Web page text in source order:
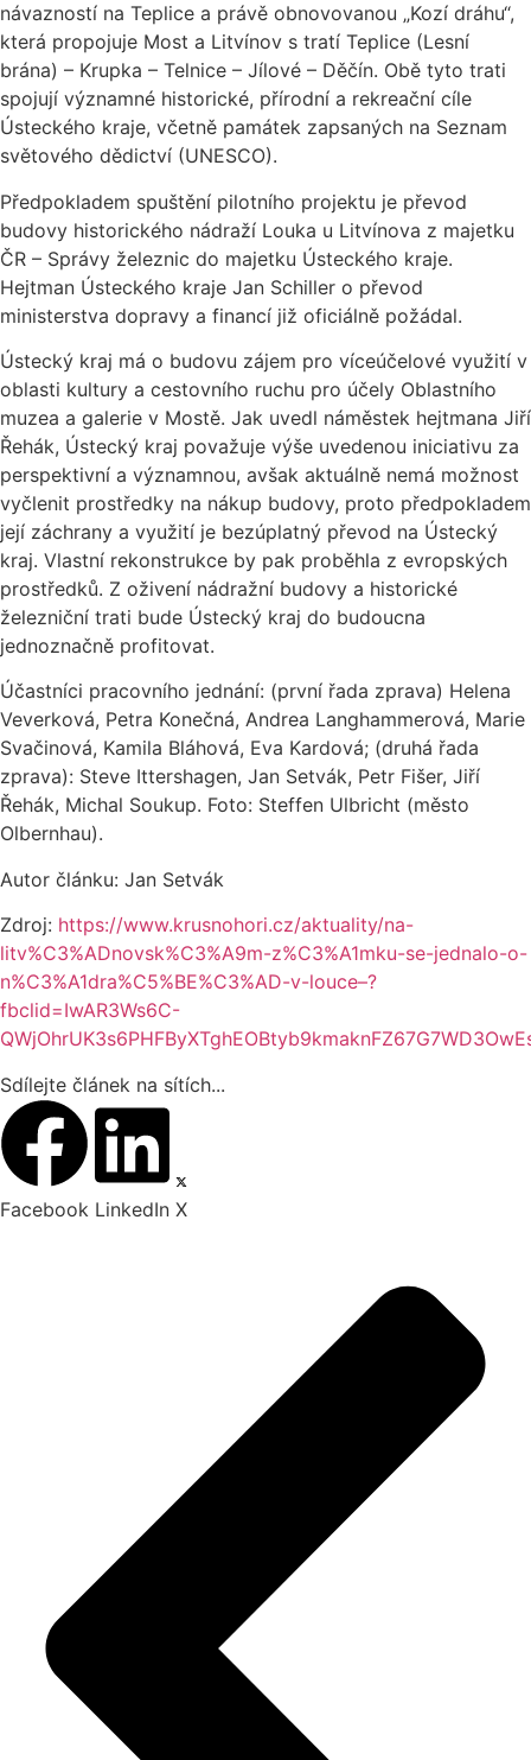
návazností na Teplice a právě obnovovanou „Kozí dráhu“,
která propojuje Most a Litvínov s tratí Teplice (Lesní
brána) – Krupka – Telnice – Jílové – Děčín. Obě tyto trati
spojují významné historické, přírodní a rekreační cíle
Ústeckého kraje, včetně památek zapsaných na Seznam
světového dědictví (UNESCO).
Předpokladem spuštění pilotního projektu je převod
budovy historického nádraží Louka u Litvínova z majetku
ČR – Správy železnic do majetku Ústeckého kraje.
Hejtman Ústeckého kraje Jan Schiller o převod
ministerstva dopravy a financí již oficiálně požádal.
Ústecký kraj má o budovu zájem pro víceúčelové využití v
oblasti kultury a cestovního ruchu pro účely Oblastního
muzea a galerie v Mostě. Jak uvedl náměstek hejtmana Jiří
Řehák, Ústecký kraj považuje výše uvedenou iniciativu za
perspektivní a významnou, avšak aktuálně nemá možnost
vyčlenit prostředky na nákup budovy, proto předpokladem
její záchrany a využití je bezúplatný převod na Ústecký
kraj. Vlastní rekonstrukce by pak proběhla z evropských
prostředků. Z oživení nádražní budovy a historické
železniční trati bude Ústecký kraj do budoucna
jednoznačně profitovat.
Účastníci pracovního jednání: (první řada zprava) Helena
Veverková, Petra Konečná, Andrea Langhammerová, Marie
Svačinová, Kamila Bláhová, Eva Kardová; (druhá řada
zprava): Steve Ittershagen, Jan Setvák, Petr Fišer, Jiří
Řehák, Michal Soukup. Foto: Steffen Ulbricht (město
Olbernhau).
Autor článku: Jan Setvák
Zdroj: https://www.krusnohori.cz/aktuality/na-
litv%C3%ADnovsk%C3%A9m-z%C3%A1mku-se-jednalo-o-
n%C3%A1dra%C5%BE%C3%AD-v-louce–?
fbclid=IwAR3Ws6C-
Sdílejte článek na sítích...
Facebook LinkedIn X